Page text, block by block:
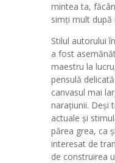
mintea ta,
simți mult după
Stilul autorului
a fost
maestru la
pensulă
canvasul mai
narațiunii. Deși
actuale și
părea grea, ca
interesat de
de construirea